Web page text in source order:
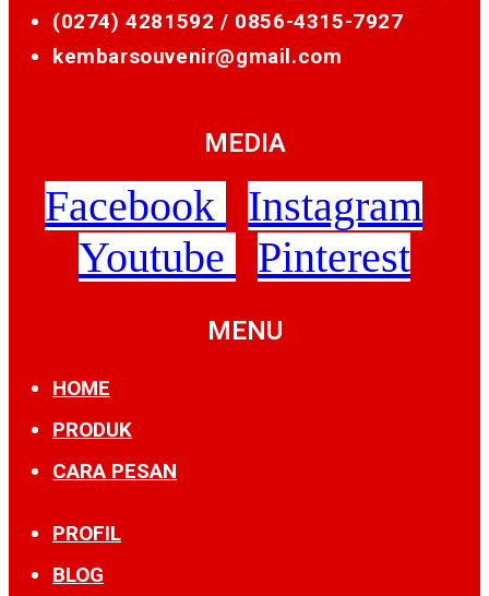
(0274) 4281592 / 0856-4315-7927
kembarsouvenir@gmail.com
MEDIA
Facebook
Instagram
Youtube
Pinterest
MENU
HOME
PRODUK
CARA PESAN
PROFIL
BLOG